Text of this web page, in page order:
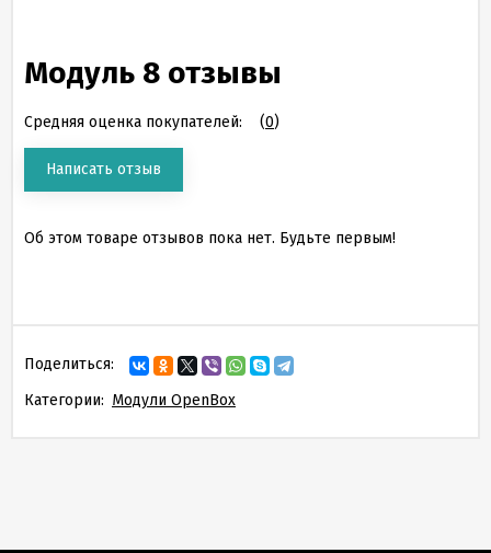
Модуль 8 отзывы
Средняя оценка покупателей: (0)
Написать отзыв
Об этом товаре отзывов пока нет. Будьте первым!
Поделиться:
Категории: Модули OpenBox